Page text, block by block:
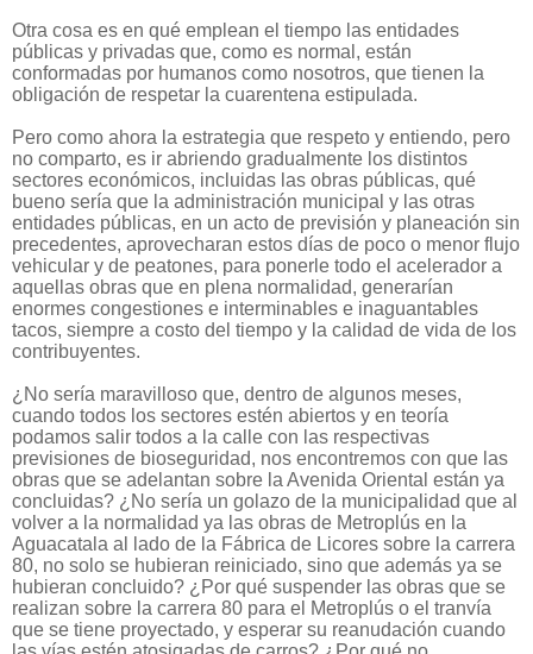
Otra cosa es en qué emplean el tiempo las entidades
públicas y privadas que, como es normal, están
conformadas por humanos como nosotros, que tienen la
obligación de respetar la cuarentena estipulada.
Pero como ahora la estrategia que respeto y entiendo, pero
no comparto, es ir abriendo gradualmente los distintos
sectores económicos, incluidas las obras públicas, qué
bueno sería que la administración municipal y las otras
entidades públicas, en un acto de previsión y planeación sin
precedentes, aprovecharan estos días de poco o menor flujo
vehicular y de peatones, para ponerle todo el acelerador a
aquellas obras que en plena normalidad, generarían
enormes congestiones e interminables e inaguantables
tacos, siempre a costo del tiempo y la calidad de vida de los
contribuyentes.
¿No sería maravilloso que, dentro de algunos meses,
cuando todos los sectores estén abiertos y en teoría
podamos salir todos a la calle con las respectivas
previsiones de bioseguridad, nos encontremos con que las
obras que se adelantan sobre la Avenida Oriental están ya
concluidas? ¿No sería un golazo de la municipalidad que al
volver a la normalidad ya las obras de Metroplús en la
Aguacatala al lado de la Fábrica de Licores sobre la carrera
80, no solo se hubieran reiniciado, sino que además ya se
hubieran concluido? ¿Por qué suspender las obras que se
realizan sobre la carrera 80 para el Metroplús o el tranvía
que se tiene proyectado, y esperar su reanudación cuando